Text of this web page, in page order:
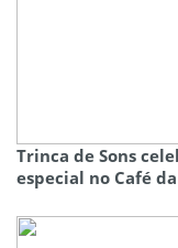
Trinca de Sons
especial no Café